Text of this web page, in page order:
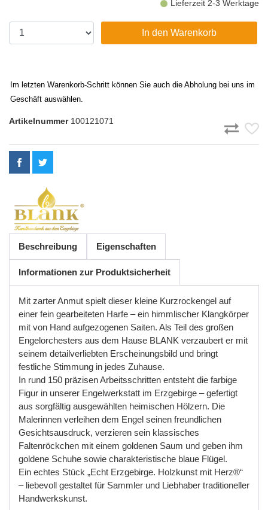
Lieferzeit 2-3 Werktage
In den Warenkorb
Im letzten Warenkorb-Schritt können Sie auch die Abholung bei uns im
Geschäft auswählen.
Artikelnummer100121071
Beschreibung Eigenschaften
Informationen zur Produktsicherheit
Mit zarter Anmut spielt dieser kleine Kurzrockengel auf
einer fein gearbeiteten Harfe – ein himmlischer Klangkörper
mit von Hand aufgezogenen Saiten. Als Teil des großen
Engelorchesters aus dem Hause BLANK verzaubert er mit
seinem detailverliebten Erscheinungsbild und bringt
festliche Stimmung in jedes Zuhause.
In rund 150 präzisenArbeitsschritten entsteht die farbige
Figur in unserer Engelwerkstatt im Erzgebirge – gefertigt
aus sorgfältig ausgewählten heimischen Hölzern. Die
Malerinnen verleihen dem Engel seinen freundlichen
Gesichtsausdruck, verzieren sein klassisches
Faltenröckchen mit einem goldenen Saum und geben ihm
goldene Schuhe sowie charakteristische blaue Flügel.
Ein echtes Stück „Echt Erzgebirge. Holzkunst mit Herz®“
– liebevoll gestaltet für Sammler und Liebhaber traditioneller
Handwerkskunst.